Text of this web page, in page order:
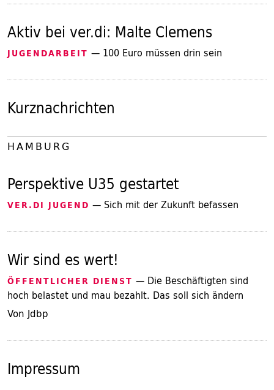
Aktiv bei ver.di: Malte Clemens
JUGENDARBEIT — 100 Euro müssen drin sein
Kurznachrichten
HAMBURG
Perspektive U35 gestartet
VER.DI JUGEND — Sich mit der Zukunft befassen
Wir sind es wert!
ÖFFENTLICHER DIENST — Die Beschäftigten sind
hoch belastet und mau bezahlt. Das soll sich ändern
Von Jdbp
Impressum